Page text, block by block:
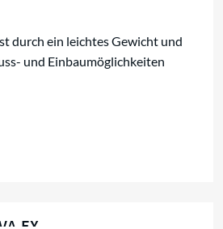
durch ein leichtes Gewicht und
und Einbaumöglichkeiten